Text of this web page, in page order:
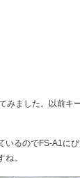
ました。以前キ
るのでFS-A1に
。